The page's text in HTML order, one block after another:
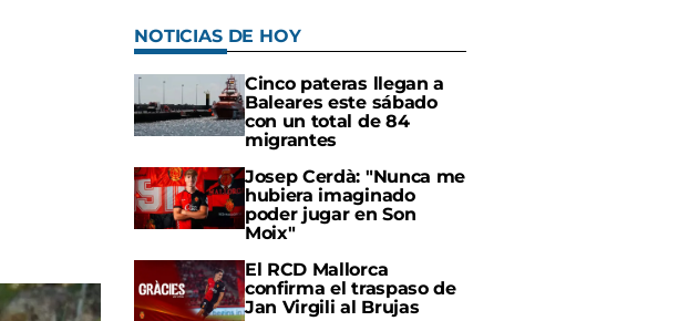
NOTICIAS DE HOY
Cinco pateras llegan a
Baleares este sábado
con un total de 84
migrantes
Josep Cerdà: "Nunca me
hubiera imaginado
poder jugar en Son
Moix"
El RCD Mallorca
confirma el traspaso de
Jan Virgili al Brujas